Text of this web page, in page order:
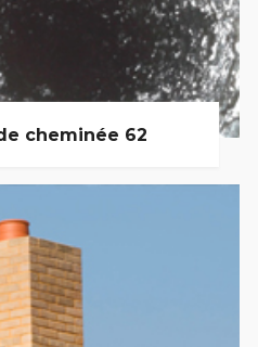
cheminée 62